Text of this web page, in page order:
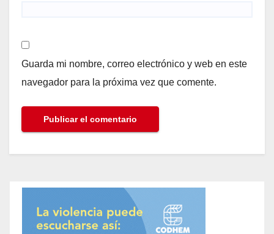
Guarda mi nombre, correo electrónico y web en este
navegador para la próxima vez que comente.